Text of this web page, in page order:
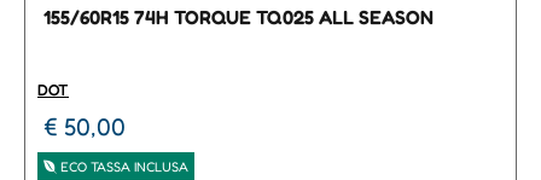
155/60R15 74H TORQUE TQ025 ALL SEASON
DOT
€ 50,00
ECO TASSA INCLUSA